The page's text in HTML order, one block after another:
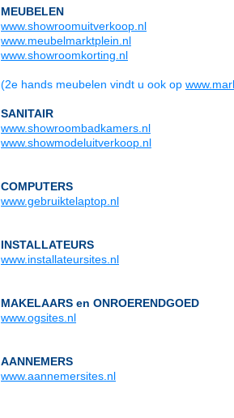
MEUBELEN
www.showroomuitverkoop.nl
www.meubelmarktplein.nl
www.showroomkorting.nl
(2e hands meubelen vindt u ook op
SANITAIR
www.showroombadkamers.nl
www.showmodeluitverkoop.nl
COMPUTERS
www.gebruiktelaptop.nl
INSTALLATEURS
www.installateursites.nl
MAKELAARS en ONROERENDGOED
www.ogsites.nl
AANNEMERS
www.aannemersites.nl